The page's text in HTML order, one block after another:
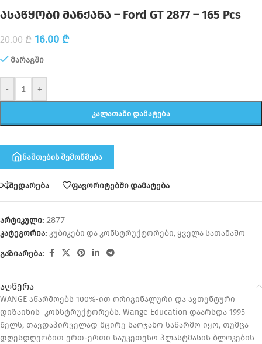
ასაწყობი მანქანა – Ford GT 2877 – 165 Pcs
20.00₾ 16.00 ₾
მარაგში
- +
ᲙᲐᲚᲐᲗᲐᲨᲘ ᲓᲐᲛᲐᲢᲔᲑᲐ
ნაშთების შემოწმება
შედარება ფავორიტებში დამატება
არტიკული: 2877
კატეგორია: კუბიკები და კონსტრუქტორები, ყველა სათამაშო
გაზიარება:
აღწერა
WANGE აწარმოებს 100%-ით ორიგინალური და ავთენტური
დიზაინის კონსტრუქტორებს. Wange Education დაარსდა 1995
წელს, თავდაპირველად მცირე საოჯახო საწარმო იყო, თუმცა
დღესდღეობით ერთ-ერთი საუკეთესო პლასტმასის ბლოკების